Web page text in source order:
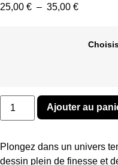
25,00 € – 35,00 €Plage
25,00 €
quantité
TEDDY
Ajouter au
Plongez dans un univers
dessin plein de finesse et